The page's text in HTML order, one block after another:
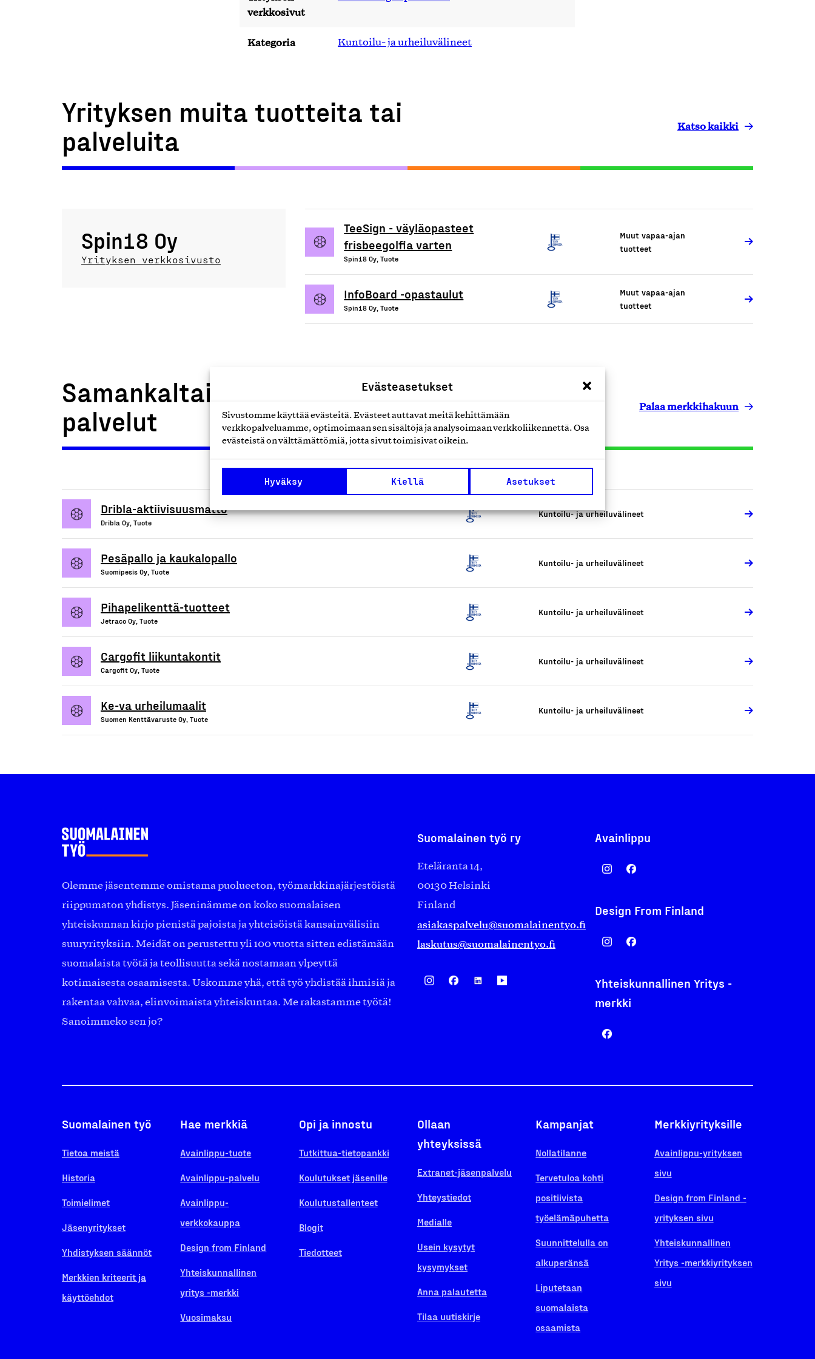
Evästeasetukset
Sivustomme käyttää evästeitä. Evästeet auttavat meitä kehittämään
verkkopalveluamme, optimoimaan sen sisältöjä ja analysoimaan verkkoliikennettä. Osa
evästeistä on välttämättömiä, jotta sivut toimisivat oikein.
Hyväksy Kiellä Asetukset
verkkosivut
Kategoria Kuntoilu- ja urheiluvälineet
Yrityksen muita tuotteita tai
palveluita
Katso kaikki
Spin18 Oy
Yrityksen verkkosivusto
TeeSign - väyläopasteet
frisbeegolfia varten
Spin18 Oy, Tuote
Muut vapaa-ajan
tuotteet
InfoBoard -opastaulut
Spin18 Oy, Tuote
Muut vapaa-ajan
tuotteet
Samankaltaiset tuotteet tai
palvelut
Palaa merkkihakuun
Dribla-aktiivisuusmatto
Dribla Oy, Tuote
Kuntoilu- ja urheiluvälineet
Pesäpallo ja kaukalopallo
Suomipesis Oy, Tuote
Kuntoilu- ja urheiluvälineet
Pihapelikenttä-tuotteet
Jetraco Oy, Tuote
Kuntoilu- ja urheiluvälineet
Cargofit liikuntakontit
Cargofit Oy, Tuote
Kuntoilu- ja urheiluvälineet
Ke-va urheilumaalit
Suomen Kenttävaruste Oy, Tuote
Kuntoilu- ja urheiluvälineet
Olemme jäsentemme omistama puolueeton, työmarkkinajärjestöistä
riippumaton yhdistys. Jäseninämme on koko suomalaisen
yhteiskunnan kirjo pienistä pajoista ja yhteisöistä kansainvälisiin
suuryrityksiin. Meidät on perustettu yli 100 vuotta sitten edistämään
suomalaista työtä ja teollisuutta sekä nostamaan ylpeyttä
kotimaisesta osaamisesta. Uskomme yhä, että työ yhdistää ihmisiä ja
rakentaa vahvaa, elinvoimaista yhteiskuntaa. Me rakastamme työtä!
Sanoimmeko sen jo?
Suomalainen työ ry
Eteläranta 14,
00130 Helsinki
Finland
asiakaspalvelu@suomalainentyo.fi
laskutus@suomalainentyo.fi
Avainlippu
Design From Finland
Yhteiskunnallinen Yritys -
merkki
Suomalainen työ
Tietoa meistä
Historia
Toimielimet
Jäsenyritykset
Yhdistyksen säännöt
Merkkien kriteerit ja
käyttöehdot
Hae merkkiä
Avainlippu-tuote
Avainlippu-palvelu
Avainlippu-
verkkokauppa
Design from Finland
Yhteiskunnallinen
yritys -merkki
Vuosimaksu
Opi ja innostu
Tutkittua-tietopankki
Koulutukset jäsenille
Koulutustallenteet
Blogit
Tiedotteet
Ollaan
yhteyksissä
Extranet-jäsenpalvelu
Yhteystiedot
Medialle
Usein kysytyt
kysymykset
Anna palautetta
Tilaa uutiskirje
Kampanjat
Nollatilanne
Tervetuloa kohti
positiivista
työelämäpuhetta
Suunnittelulla on
alkuperänsä
Liputetaan
suomalaista
osaamista
Merkkiyrityksille
Avainlippu-yrityksen
sivu
Design from Finland -
yrityksen sivu
Yhteiskunnallinen
Yritys -merkkiyrityksen
sivu